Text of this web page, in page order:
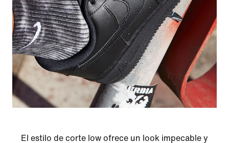
El estilo de corte low ofrece un look impecable y